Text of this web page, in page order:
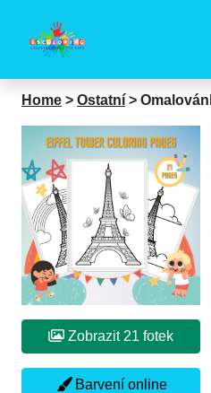
Home > Ostatní >
Zobrazit 21 fotek
Barvení online